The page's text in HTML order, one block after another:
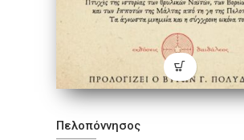
Πελοπόννησος